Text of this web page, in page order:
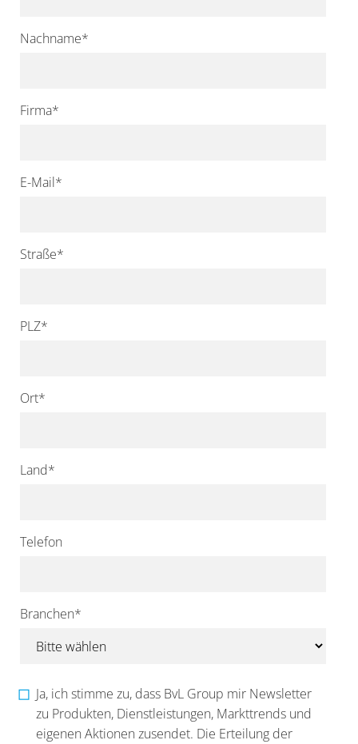
Nachname*
Firma*
E-Mail*
Straße*
PLZ*
Ort*
Land*
Telefon
Branchen*
Ja, ich stimme zu, dass BvL Group mir Newsletter
zu Produkten, Dienstleistungen, Markttrends und
eigenen Aktionen zusendet. Die Erteilung der